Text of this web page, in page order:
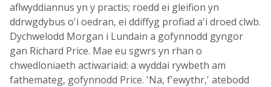
aflwyddiannus yn y practis; roedd ei gleifion yn
ddrwgdybus o'i oedran, ei ddiffyg profiad a'i droed clwb.
Dychwelodd Morgan i Lundain a gofynnodd gyngor
gan Richard Price. Mae eu sgwrs yn rhan o
chwedloniaeth actiwariaid: a wyddai rywbeth am
fathemateg, gofynnodd Price. 'Na, f'ewythr,' atebodd